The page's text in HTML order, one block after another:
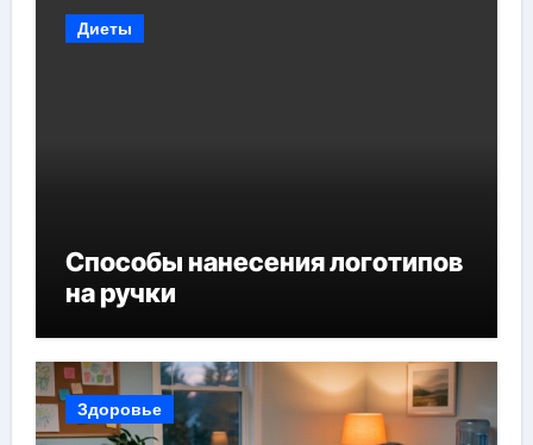
Диеты
Способы нанесения логотипов
на ручки
Здоровье